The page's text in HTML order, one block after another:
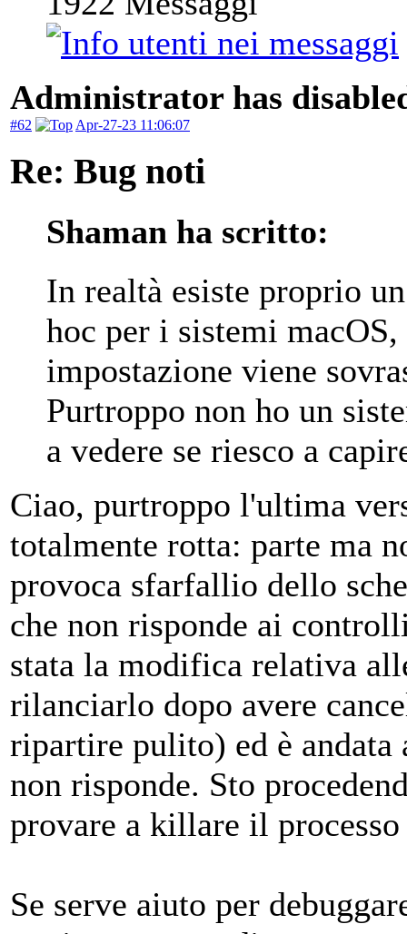
Administrator has
#62 Apr-27-23 11:06:07
Re: Bug noti
Shaman ha scritto:
In realtà esiste proprio
hoc per i sistemi
impostazione viene
Purtroppo non ho un
a vedere se riesco a
Ciao, purtroppo l'ultima
totalmente rotta: parte ma
provoca sfarfallio dello
che non risponde ai
stata la modifica relativa
rilanciarlo dopo avere
ripartire pulito) ed è andata
non risponde. Sto
provare a killare il
Se serve aiuto per